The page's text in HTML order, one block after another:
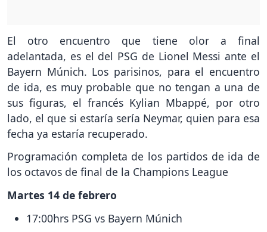
El otro encuentro que tiene olor a final
adelantada, es el del PSG de Lionel Messi ante el
Bayern Múnich. Los parisinos, para el encuentro
de ida, es muy probable que no tengan a una de
sus figuras, el francés Kylian Mbappé, por otro
lado, el que si estaría sería Neymar, quien para esa
fecha ya estaría recuperado.
Programación completa de los partidos de ida de
los octavos de final de la Champions League
Martes 14 de febrero
17:00hrs PSG vs Bayern Múnich